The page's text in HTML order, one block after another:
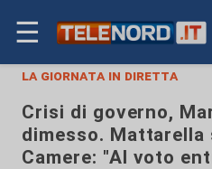
☰
la giornata in diretta
Crisi di governo,
dimesso. Mattarella
Camere: "Al voto